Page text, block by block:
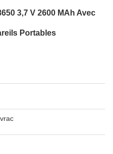
3,7 V 2600 MAh Avec
Portables